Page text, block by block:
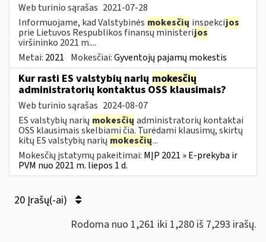
Web turinio sąrašas 2021-07-28
Informuojame, kad Valstybinės mokesčių inspekcijos
prie Lietuvos Respublikos finansų ministerijos
viršininko 2021 m....
Metai: 2021 Mokesčiai:Gyventojų pajamų mokestis
Kur rasti ES valstybių narių mokesčių
administratorių kontaktus OSS klausimais?
Web turinio sąrašas 2024-08-07
ES valstybių narių mokesčių administratorių kontaktai
OSS klausimais skelbiami čia. Turėdami klausimų, skirtų
kitų ES valstybių narių mokesčių...
Mokesčių įstatymų pakeitimai: MĮP 2021 » E-prekyba ir
PVM nuo 2021 m. liepos 1 d.
20 Įrašų(-ai)
Rodoma nuo 1,261 iki 1,280 iš 7,293 irašų.